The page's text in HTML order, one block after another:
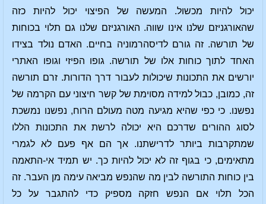
יכול להיות מכשול. המעשה של הפיצוי יכול להיות כזה
שהאורגניזם שלנו אינו שווה. האורגניזם שלנו גם תלוי בכוחות
של תורשה. זה גורם לדיסהרמוניה בחיים. האדם נולד בצידו
האחד לתוך כוחות אלו של תורשה. גופו הפיזי וגופו האתרי
יורשים את התכונות שיכולות לעבור דרך הדורות. זרם תורשה
זה, כמובן, כבול למידה מסוימת של קשר חיצוני עם הקרמה של
נפשנו. כי כפי שהיא מגיעה מטה מעולם הרוח, נפשנו נמשכת
לסוג ההורים שדרכם היא יכולה לרשת את התכונות הללו
שמתקרבות ביותר לדרישתנו. אך הם אף פעם לא לגמרי
מתאימים, כי בגוף זה לא יכול להיות כך. יש תמיד אי-התאמה
בין כוחות התורשה לבין מה שהנפש מביאה עימה מן העבר. זה
הכל תלוי אם הנפש חזקה מספיק כדי להתגבר על כל